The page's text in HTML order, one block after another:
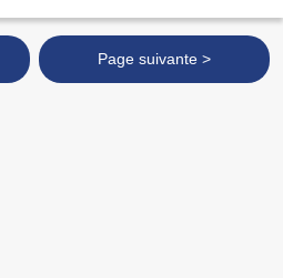
Page suivante >